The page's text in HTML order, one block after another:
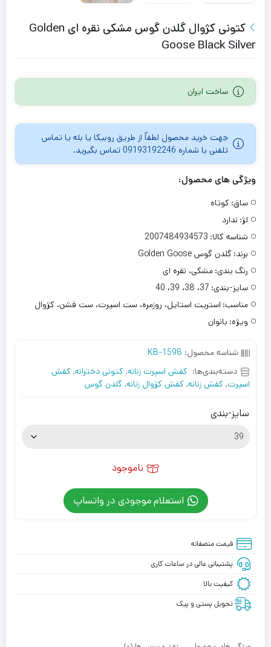
کتونی کژوال گلدن گوس مشکی نقره ای Golden
Goose Black Silver
ساخت ایران
جهت خرید محصول لطفاٌ از طریق روبیکا یا بله یا تماس
تلفنی با شماره 09193192246 تماس بگیرید.
ویژگی های محصول:
ساق: کوتاه
لژ: ندارد
شناسه کالا: 2007484934573
برند: گلدن گوس Golden Goose
رنگ بندی: مشکی، نقره ای
سایز-بندی: 37، 38، 39، 40
مناسب: استریت استایل، روزمره، ست اسپرت، ست فشن، کژوال
ویژه: بانوان
شناسه محصول: KB-1598
دسته‌بندی‌ها: کفش اسپرت زنانه, کتونی دخترانه, کفش
اسپرت, کفش زنانه, کفش کژوال زنانه, گلدن گوس
سایز-بندی
ناموجود
استعلام موجودی در واتساپ
قیمت منصفانه
پشتیبانی عالی در ساعات کاری
کیفیت بالا
تحویل پستی و پیک